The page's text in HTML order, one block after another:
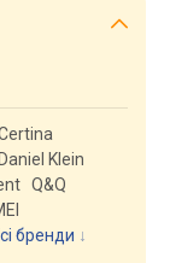
Daniel Klein
Q&Q
бренди